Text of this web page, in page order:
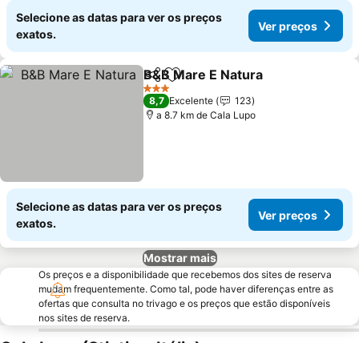
Selecione as datas para ver os preços
exatos.
Ver preços
PartilharAdicionar aos favoritos
B&B Mare E Natura
3 Estrelas
8,7 Excelente
123
a 8.7 km de Cala Lupo
Selecione as datas para ver os preços
exatos.
Ver preços
Mostrar mais
Os preços e a disponibilidade que recebemos dos sites de reserva
mudam frequentemente. Como tal, pode haver diferenças entre as
ofertas que consulta no trivago e os preços que estão disponíveis
nos sites de reserva.